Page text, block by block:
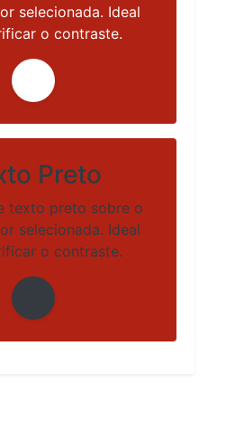
selecionada. Ideal
o contraste.
Preto
texto preto sobre o
selecionada. Ideal
o contraste.